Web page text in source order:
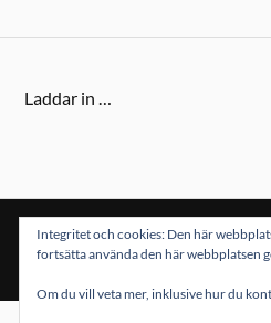
Laddar in …
DRIVS MEDWORDPRESS &
Integritet och cookies: Den här
fortsätta använda den här webbplatsen
Om du vill veta mer, inklusive hur du